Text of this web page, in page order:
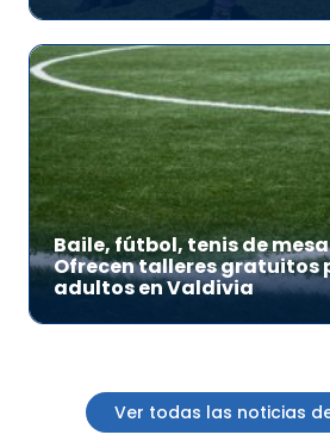
Baile, fútbol, tenis de
Ofrecen talleres gratuitos
adultos en Valdivia
Ver todas las noticias